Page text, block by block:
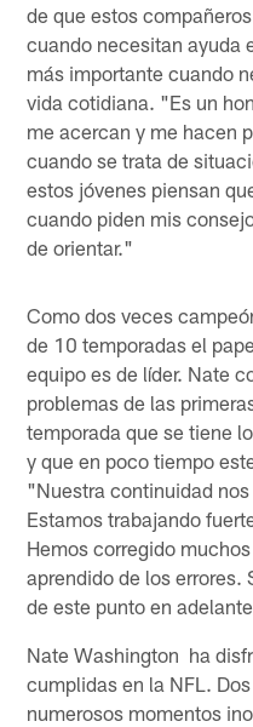
de que estos
cuando necesitan ayuda
más importante cuando
vida cotidiana. "Es un
me acercan y me hacen
cuando se trata de
estos jóvenes piensan
cuando piden mis
de orientar."
Como dos veces
de 10 temporadas el
equipo es de líder. Nate
problemas de las
temporada que se tiene
y que en poco tiempo
"Nuestra continuidad
Estamos trabajando
Hemos corregido
aprendido de los errores.
de este punto en
Nate Washington ha
cumplidas en la NFL.
numerosos momentos